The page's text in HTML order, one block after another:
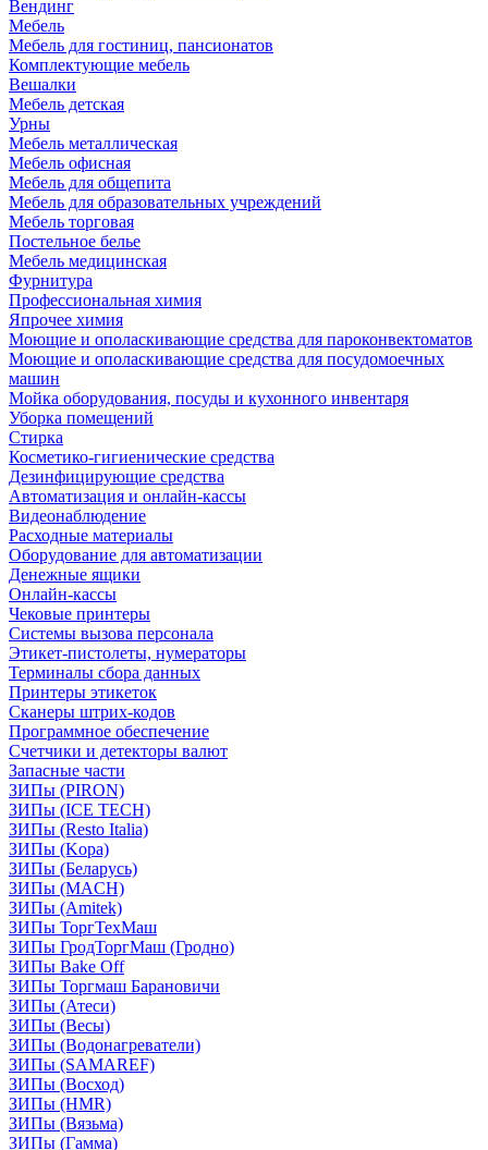
Вендинг
Мебель
Мебель для гостиниц, пансионатов
Комплектующие мебель
Вешалки
Мебель детская
Урны
Мебель металлическая
Мебель офисная
Мебель для общепита
Мебель для образовательных учреждений
Мебель торговая
Постельное белье
Мебель медицинская
Фурнитура
Профессиональная химия
Япрочее химия
Моющие и ополаскивающие средства для пароконвектоматов
Моющие и ополаскивающие средства для посудомоечных
машин
Мойка оборудования, посуды и кухонного инвентаря
Уборка помещений
Стирка
Косметико-гигиенические средства
Дезинфицирующие средства
Автоматизация и онлайн-кассы
Видеонаблюдение
Расходные материалы
Оборудование для автоматизации
Денежные ящики
Онлайн-кассы
Чековые принтеры
Системы вызова персонала
Этикет-пистолеты, нумераторы
Терминалы сбора данных
Принтеры этикеток
Сканеры штрих-кодов
Программное обеспечение
Счетчики и детекторы валют
Запасные части
ЗИПы (PIRON)
ЗИПы (ICE TECH)
ЗИПы (Resto Italia)
ЗИПы (Kopa)
ЗИПы (Беларусь)
ЗИПы (MACH)
ЗИПы (Amitek)
ЗИПы ТоргТехМаш
ЗИПы ГродТоргМаш (Гродно)
ЗИПы Bake Off
ЗИПы Торгмаш Барановичи
ЗИПы (Атеси)
ЗИПы (Весы)
ЗИПы (Водонагреватели)
ЗИПы (SAMAREF)
ЗИПы (Восход)
ЗИПы (HMR)
ЗИПы (Вязьма)
ЗИПы (Гамма)